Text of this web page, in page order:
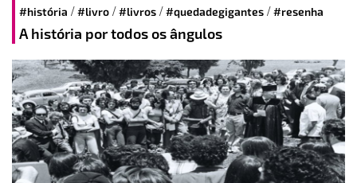
#história /#livro /#livros /#quedadegigantes /#resenha
A história por todos os ângulos